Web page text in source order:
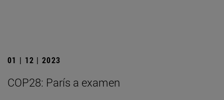
01 | 12 | 2023
COP28: París a examen